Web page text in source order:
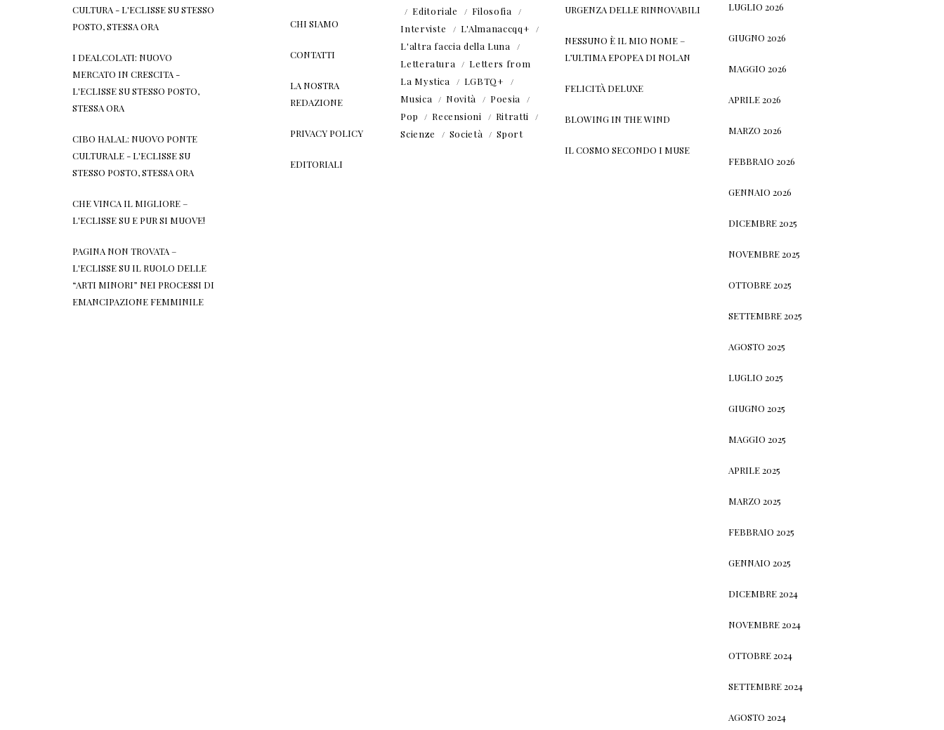
CULTURA - L'ECLISSESUSTESSO
POSTO, STESSA ORA
I DEALCOLATI: NUOVO
MERCATO IN CRESCITA -
L'ECLISSESUSTESSO POSTO,
STESSA ORA
CIBO HALAL: NUOVO PONTE
CULTURALE - L'ECLISSESU
STESSO POSTO, STESSA ORA
CHE VINCA IL MIGLIORE –
L'ECLISSESU E PUR SI MUOVE!
PAGINA NON TROVATA –
L'ECLISSESU IL RUOLO DELLE
“ARTI MINORI” NEI PROCESSI DI
EMANCIPAZIONE FEMMINILE
CHI SIAMO
CONTATTI
LA NOSTRA
REDAZIONE
PRIVACY POLICY
EDITORIALI
Editoriale
Filosofia
Interviste
L'Almanaccqq+
L'altra faccia della Luna
Letteratura
Letters from
La Mystica
LGBTQ+
Musica
Novità
Poesia
Pop
Recensioni
Ritratti
Scienze
Società Sport
URGENZA DELLE RINNOVABILI
NESSUNO È IL MIO NOME –
L’ULTIMA EPOPEA DI NOLAN
FELICITÀ DELUXE
BLOWING IN THE WIND
IL COSMO SECONDO I MUSE
LUGLIO 2026
GIUGNO 2026
MAGGIO 2026
APRILE 2026
MARZO 2026
FEBBRAIO 2026
GENNAIO 2026
DICEMBRE 2025
NOVEMBRE 2025
OTTOBRE 2025
SETTEMBRE 2025
AGOSTO 2025
LUGLIO 2025
GIUGNO 2025
MAGGIO 2025
APRILE 2025
MARZO 2025
FEBBRAIO 2025
GENNAIO 2025
DICEMBRE 2024
NOVEMBRE 2024
OTTOBRE 2024
SETTEMBRE 2024
AGOSTO 2024